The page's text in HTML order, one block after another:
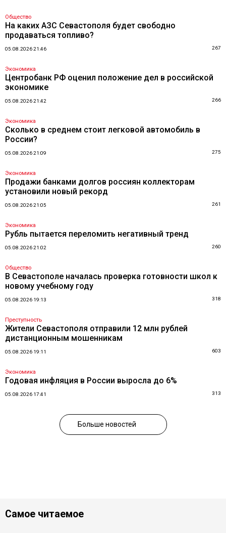
Общество
На каких АЗС Севастополя будет свободно
продаваться топливо?
05.08.2026 21:46 267
Экономика
Центробанк РФ оценил положение дел в российской
экономике
05.08.2026 21:42 266
Экономика
Сколько в среднем стоит легковой автомобиль в
России?
05.08.2026 21:09 275
Экономика
Продажи банками долгов россиян коллекторам
установили новый рекорд
05.08.2026 21:05 261
Экономика
Рубль пытается переломить негативный тренд
05.08.2026 21:02 260
Общество
В Севастополе началась проверка готовности школ к
новому учебному году
05.08.2026 19:13 318
Преступность
Жители Севастополя отправили 12 млн рублей
дистанционным мошенникам
05.08.2026 19:11 603
Экономика
Годовая инфляция в России выросла до 6%
05.08.2026 17:41 313
Больше новостей
Самое читаемое